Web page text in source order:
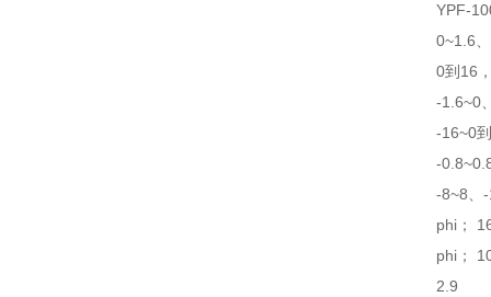
YPF-
0~1.6
0到16
-1.6~0
-16~0
-
-8~8、
phi；
phi；
2.9